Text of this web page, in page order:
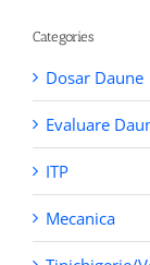
Categories
Dosar Daune
Evaluare
ITP
Mecanica